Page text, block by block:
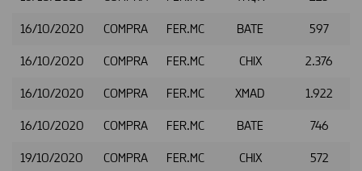
16/10/2020 COMPRA FER.MC BATE 597
16/10/2020 COMPRA FER.MC CHIX 2.376
16/10/2020 COMPRA FER.MC XMAD 1.922
16/10/2020 COMPRA FER.MC BATE 746
19/10/2020 COMPRA FER.MC CHIX 572